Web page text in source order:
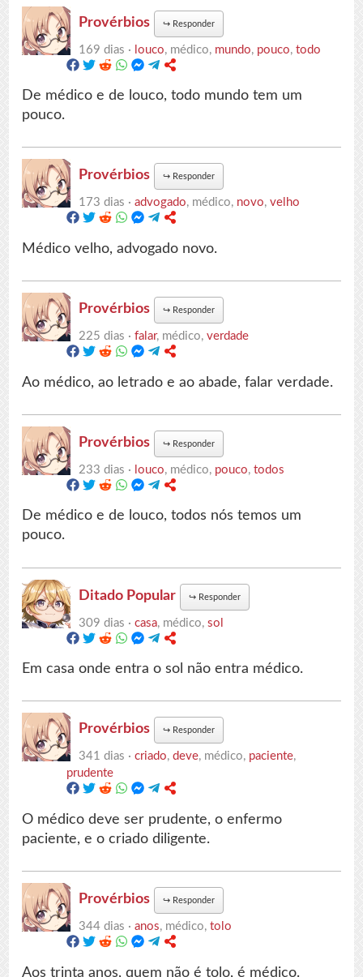
Provérbios ↪ Responder
169 dias · louco, médico, mundo, pouco,todo
De médico e de louco, todo mundo tem um
pouco.
Provérbios ↪ Responder
173 dias ·advogado, médico, novo,velho
Médico velho, advogado novo.
Provérbios ↪ Responder
225 dias ·falar, médico,verdade
Ao médico, ao letrado e ao abade, falar verdade.
Provérbios ↪ Responder
233 dias · louco, médico, pouco,todos
De médico e de louco, todos nós temos um
pouco.
Ditado Popular ↪ Responder
309 dias ·casa, médico,sol
Em casa onde entra o sol não entra médico.
Provérbios ↪ Responder
341 dias ·criado,deve, médico, paciente,
prudente
O médico deve ser prudente, o enfermo
paciente, e o criado diligente.
Provérbios ↪ Responder
344 dias ·anos, médico,tolo
Aos trinta anos, quem não é tolo, é médico.